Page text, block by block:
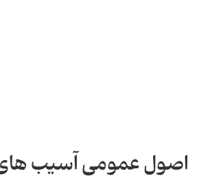
اصول عمومی آسیب های